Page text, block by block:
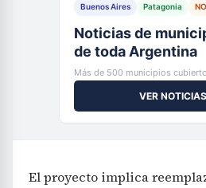
Buenos Aires Patagonia
Noticias de
de toda Argentina
Más de 500 municipios
VER
El proyecto implica